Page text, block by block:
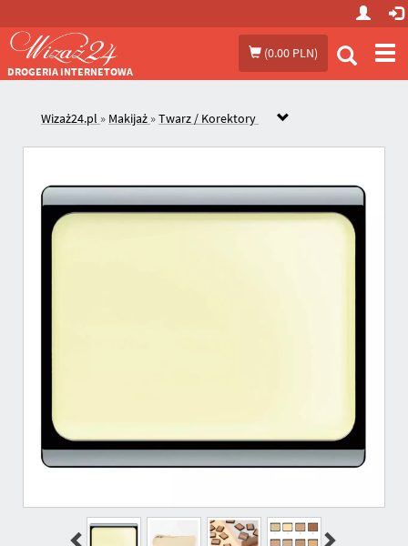
(0.00 PLN)
DROGERIA INTERNETOWA
Wizaż24.pl » Makijaż »Twarz / Korektory